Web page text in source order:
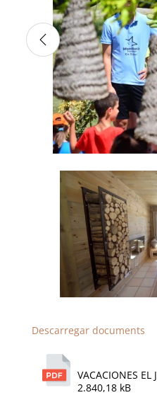
Descarregar documents
VACACIONES EL
2.840,18 kB